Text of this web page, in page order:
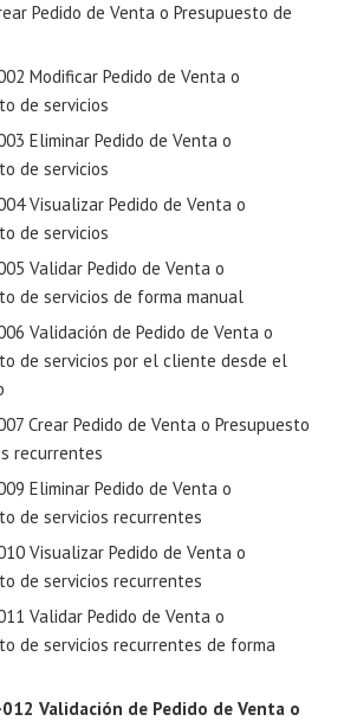
Pedido de Venta o Presupuesto de
Modificar Pedido de Venta o
de servicios
Eliminar Pedido de Venta o
de servicios
Visualizar Pedido de Venta o
de servicios
Validar Pedido de Venta o
de servicios de forma manual
Validación de Pedido de Venta o
de servicios por el cliente desde el
Crear Pedido de Venta o Presupuesto
recurrentes
Eliminar Pedido de Venta o
de servicios recurrentes
Visualizar Pedido de Venta o
de servicios recurrentes
Validar Pedido de Venta o
de servicios recurrentes de forma
Validación de Pedido de Venta o